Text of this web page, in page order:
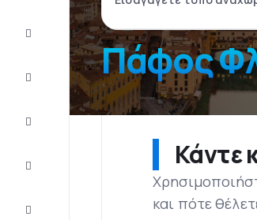
Τελευταίας
στιγμής
Πάφος
Κάντε
και πότε